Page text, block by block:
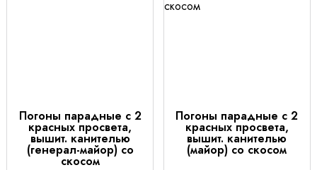
Погоны парадные с 2
красных просвета,
вышит. канителью
(генерал-майор) со
скосом
Погоны парадные с 2
красных просвета,
вышит. канителью
(майор) со скосом